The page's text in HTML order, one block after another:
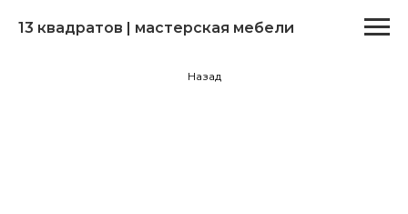
13 квадратов | мастерская мебели
Назад